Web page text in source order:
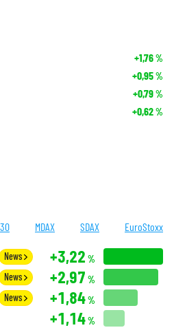
+1,76%
+0,95%
+0,79%
+0,62%
MDAX SDAX EuroStoxx
News +3,22 %
News +2,97 %
News +1,84%
+1,14%